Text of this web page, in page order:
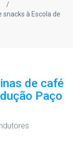
/
à Escola de
de café
Paço